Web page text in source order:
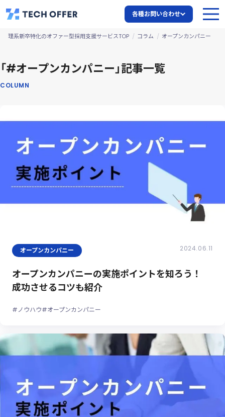
各種お問い合わせ
理系新卒特化のオファー型採用支援サービスTOP コラム オープンカンパニー
「#オープンカンパニー」記事一覧
COLUMN
オープンカンパニー 2024.06.11
オープンカンパニーの実施ポイントを知ろう！
成功させるコツも紹介
#ノウハウ#オープンカンパニー